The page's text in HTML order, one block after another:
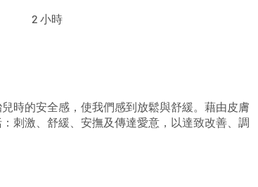
2 小時
時的安全感，使我們感到放鬆與舒緩。藉由皮膚
刺激、舒緩、安撫及傳達愛意，以達致改善、調